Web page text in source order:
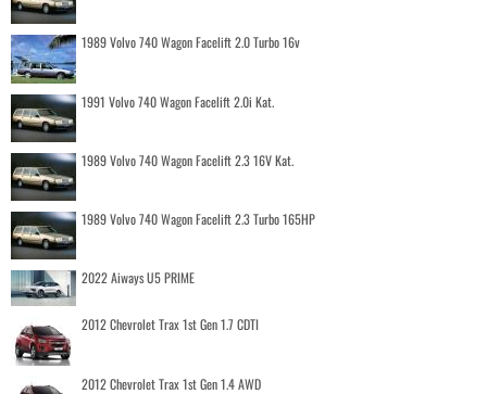
1989 Volvo 740 Wagon Facelift 2.0 Turbo 16v
1991 Volvo 740 Wagon Facelift 2.0i Kat.
1989 Volvo 740 Wagon Facelift 2.3 16V Kat.
1989 Volvo 740 Wagon Facelift 2.3 Turbo 165HP
2022 Aiways U5 PRIME
2012 Chevrolet Trax 1st Gen 1.7 CDTI
2012 Chevrolet Trax 1st Gen 1.4 AWD